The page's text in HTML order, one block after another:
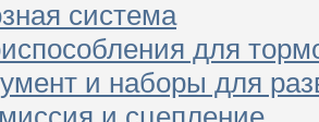
система
для
и наборы для